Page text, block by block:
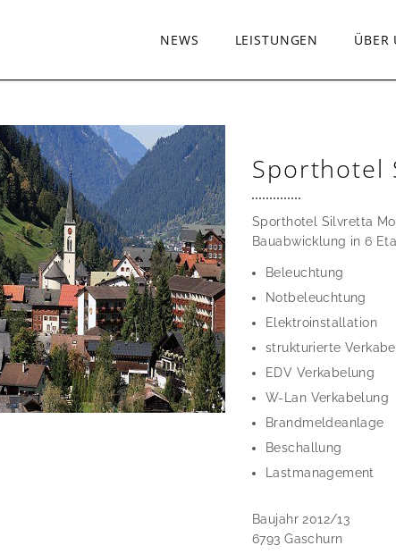
NEWS LEISTUNGEN ÜBER
Sporthotel
Sporthotel Silvretta
Bauabwicklung in 6
Beleuchtung
Notbeleuchtung
Elektroinstallation
strukturierte
EDV Verkabelung
W-Lan Verkabelung
Brandmeldeanlage
Beschallung
Lastmanagement
Baujahr 2012/13
6793 Gaschurn